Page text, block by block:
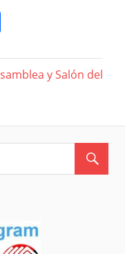
y Salón del